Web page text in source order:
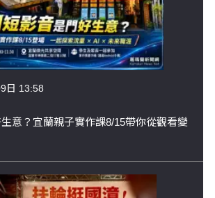
日 13:58
意？宜蘭親子實作課8/15帶你從觀看變